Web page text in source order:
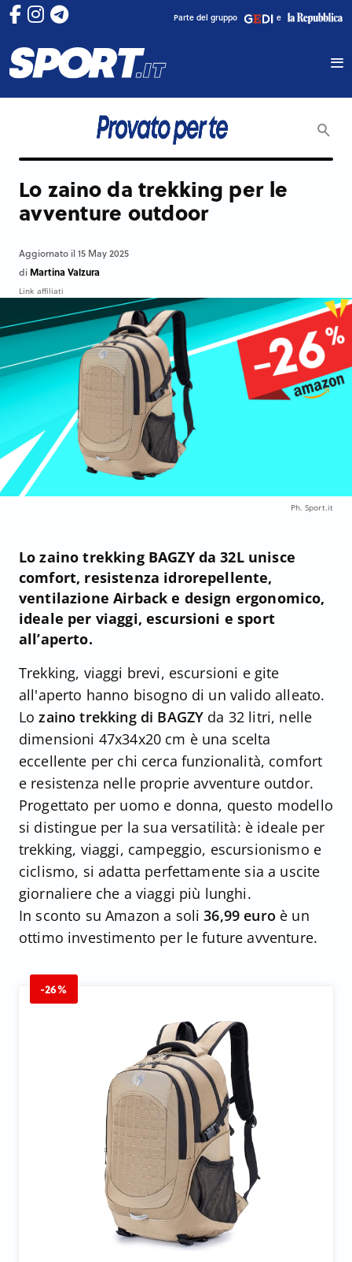
Parte del gruppo e
Lo zaino da trekking per le
avventure outdoor
Aggiornato il 15 May 2025
di Martina Valzura
Link affiliati
Ph. Sport.it
Lo zaino trekking BAGZY da 32L unisce
comfort, resistenza idrorepellente,
ventilazione Airback e design ergonomico,
ideale per viaggi, escursioni e sport
all’aperto.
Trekking, viaggi brevi, escursioni e gite
all'aperto hanno bisogno di un valido alleato.
Lozaino trekking di BAGZY da 32 litri, nelle
dimensioni 47x34x20 cm è una scelta
eccellente per chi cerca funzionalità, comfort
e resistenza nelle proprie avventure outdor.
Progettato per uomo e donna, questo modello
si distingue per la sua versatilità: è ideale per
trekking, viaggi, campeggio, escursionismo e
ciclismo, si adatta perfettamente sia a uscite
giornaliere che a viaggi più lunghi.
In sconto su Amazon a soli36,99 euro è un
ottimo investimento per le future avventure.
-26%